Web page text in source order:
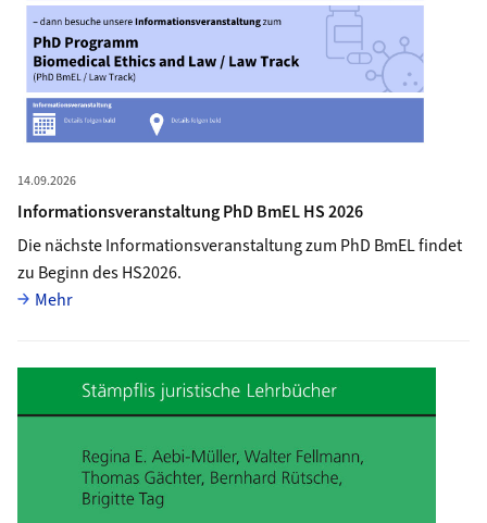
14.09.2026
Informationsveranstaltung PhD BmEL HS 2026
Die nächste Informationsveranstaltung zum PhD BmEL findet
zu Beginn des HS2026.
MehrVollständiger Artikel